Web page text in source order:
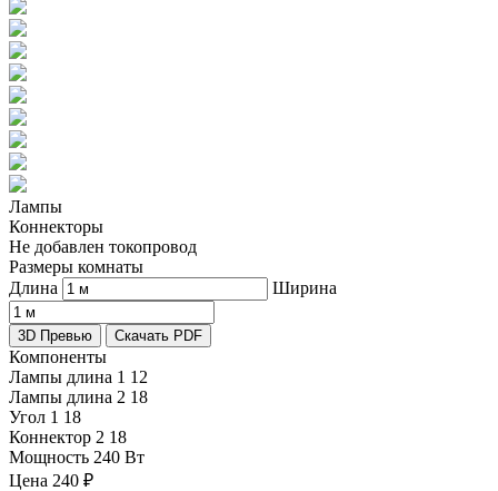
Лампы
Коннекторы
Не добавлен токопровод
Размеры комнаты
Длина
Ширина
3D Превью Скачать PDF
Компоненты
Лампы длина 1 12
Лампы длина 2 18
Угол 1 18
Коннектор 2 18
Мощность 240 Вт
Цена 240 ₽